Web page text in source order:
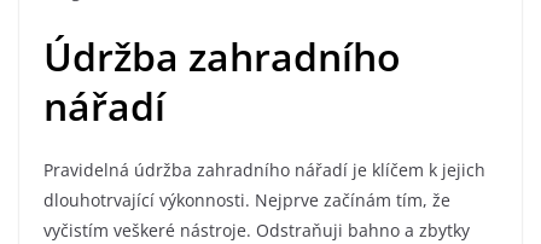
Údržba zahradního
nářadí
Pravidelná údržba zahradního nářadí je klíčem k jejich
dlouhotrvající výkonnosti. Nejprve začínám tím, že
vyčistím veškeré nástroje. Odstraňuji bahno a zbytky